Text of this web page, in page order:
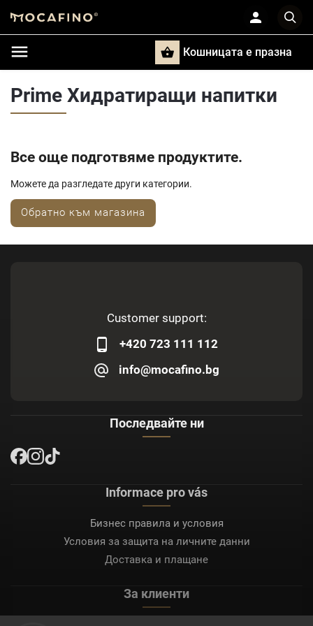
Кошницата e празна
Prime Хидратиращи напитки
Все още подготвяме продуктите.
Можете да разгледате други категории.
Обратно към магазина
Customer support:
+420 723 111 112
info@mocafino.bg
Последвайте ни
Informace pro vás
Бизнес правила и условия
Условия за защита на личните данни
Доставка и плащане
За клиенти